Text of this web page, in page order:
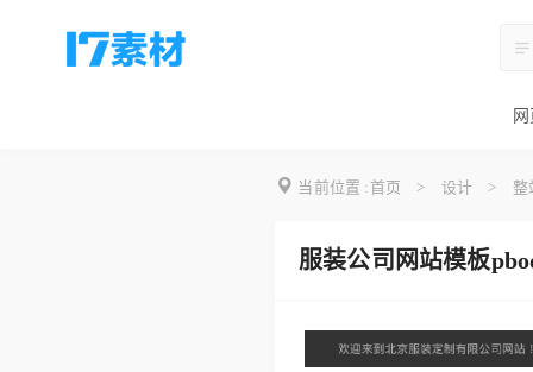
当前位置 :首页 > 设计 > 整
服装公司网站模板